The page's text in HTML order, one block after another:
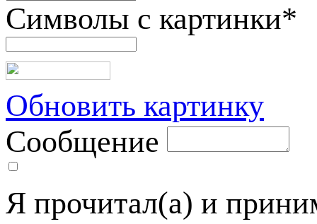
Символы с картинки*
Обновить картинку
Сообщение
Я прочитал(а) и